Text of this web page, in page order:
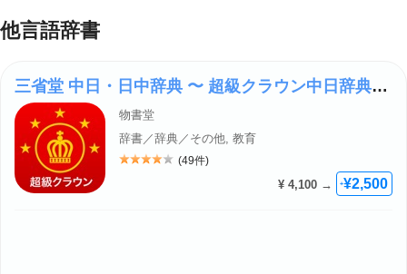
他言語辞書
三省堂 中日・日中辞典 〜 超級クラウン中日辞典・クラウン日中辞典 〜
物書堂
辞書／辞典／その他, 教育
評価: 4
(49件)
¥ 4,100 → +¥2,500